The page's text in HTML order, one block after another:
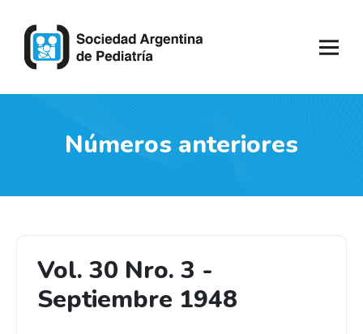
Números anteriores
Vol. 30 Nro. 3 -
Septiembre 1948